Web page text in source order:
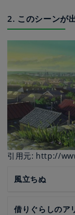
2. このシーンが
引用元: http://
風立ちぬ
借りぐらしのア